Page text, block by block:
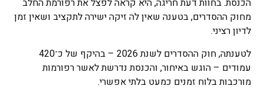
הכנסת. בחוות דעת חריגה, היא קראה לפצל את רפורמת החלב
מחוק ההסדרים, בטענה שאין לה זיקה ישירה לתקציב ושאין זמן
לדיון רציני.
לטענתה, חוק ההסדרים לשנת 2026 – בהיקף של כ־420
עמודים – הוגש באיחור, והכנסת נדרשת לאשר רפורמות
מורכבות בלוח זמנים כמעט בלתי אפשרי.